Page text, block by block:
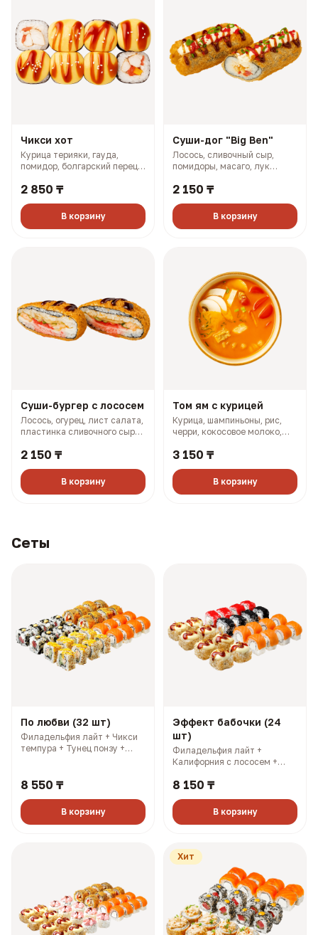
Чикси хот
Курица терияки, гауда,
помидор, болгарский перец,
гр, 660 ккал)
2 850 ₸
В корзину
Суши-дог "Big Ben"
Лосось, сливочный сыр,
помидоры, масаго, лук
гр, 773 ккал)
2 150 ₸
В корзину
Суши-бургер с лососем
Лосось, огурец, лист салата,
пластинка сливочного сыра,
боул (330 гр, 910 ккал)
2 150 ₸
В корзину
Том ям с курицей
Курица, шампиньоны, рис,
черри, кокосовое молоко,
3 150 ₸
В корзину
Сеты
По любви (32 шт)
Филадельфия лайт + Чикси
темпура + Тунец понзу +
палочки, 3 васаби (1120 гр,
8 550 ₸
В корзину
Эффект бабочки (24
шт)
Филадельфия лайт +
Калифорния с лососем +
Смоки. 3 имбиря, 3 соевых, 3
2145 ккал)
8 150 ₸
В корзину
Хит